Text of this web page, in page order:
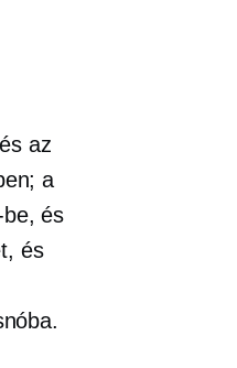
az
a
és
és